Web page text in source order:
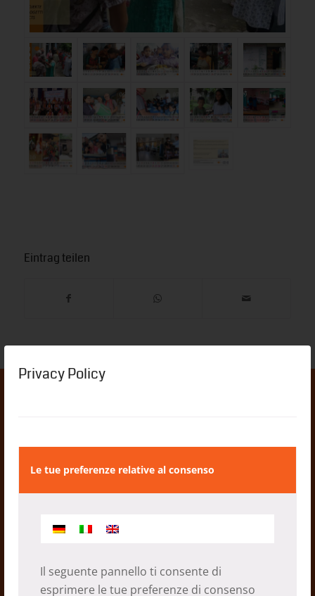
Privacy Policy
Le tue preferenze relative al consenso
Il seguente pannello ti consente di
esprimere le tue preferenze di consenso
Eintrag teilen